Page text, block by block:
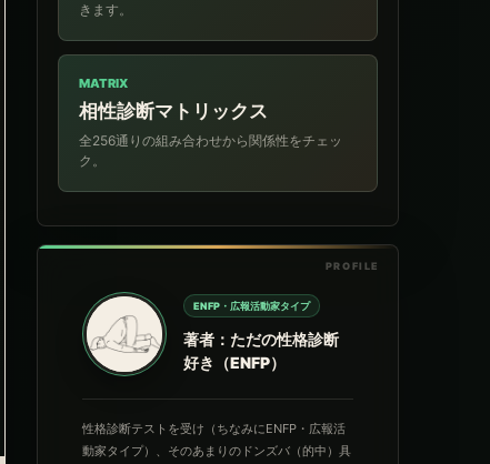
きます。
MATRIX
相性診断マトリックス
全256通りの組み合わせから関係性をチェッ
ク。
ENFP・広報活動家タイプ
著者：ただの性格診断
好き（ENFP）
性格診断テストを受け（ちなみにENFP・広報活
動家タイプ）、そのあまりのドンズバ（的中）具